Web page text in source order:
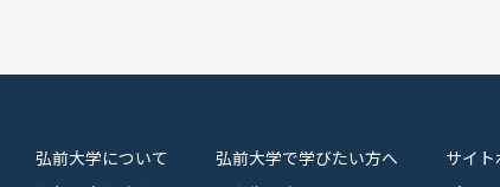
弘前大学について
弘前大学で学びたい方へ
サイ